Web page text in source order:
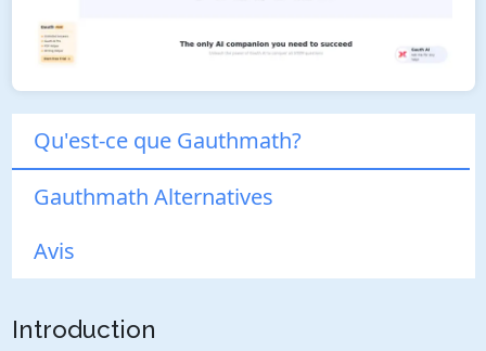
Qu'est-ce que Gauthmath?
Gauthmath Alternatives
Avis
Introduction